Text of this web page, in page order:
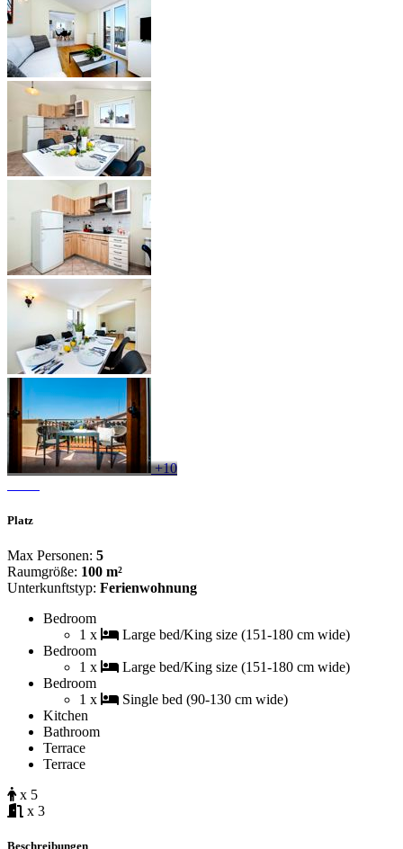
+10
Platz
Max Personen: 5
Raumgröße: 100 m²
Unterkunftstyp: Ferienwohnung
Bedroom
1 x
Large bed/King size (151-180 cm wide)
Bedroom
1 x
Large bed/King size (151-180 cm wide)
Bedroom
1 x
Single bed (90-130 cm wide)
Kitchen
Bathroom
Terrace
Terrace
x 5
x 3
Beschreibungen